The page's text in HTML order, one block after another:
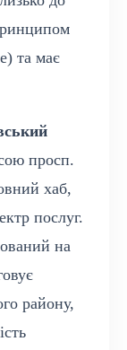
та має
просп.
хаб,
послуг.
на
району,